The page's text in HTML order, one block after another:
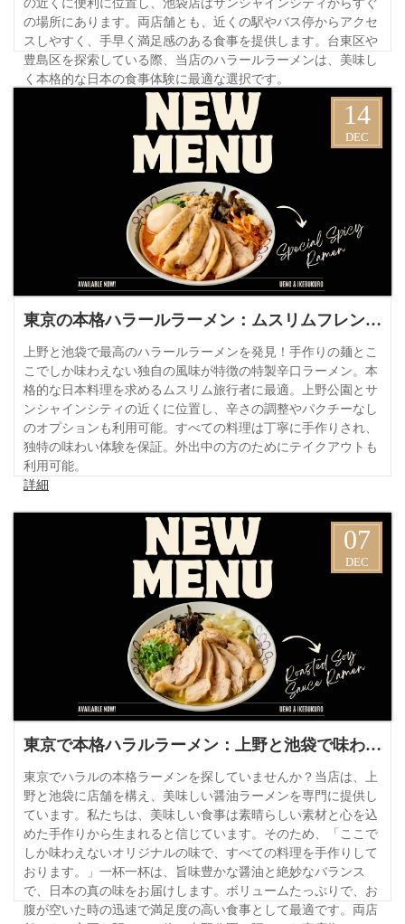
の近くに便利に位置し、池袋店はサンシャインシティからすぐ
の場所にあります。両店舗とも、近くの駅やバス停からアクセ
スしやすく、手早く満足感のある食事を提供します。台東区や
豊島区を探索している際、当店のハラールラーメンは、美味し
く本格的な日本の食事体験に最適な選択です。
14
DEC
東京の本格ハラールラーメン：ムスリムフレンドリーな料理の旅
上野と池袋で最高のハラールラーメンを発見！手作りの麺とこ
こでしか味わえない独自の風味が特徴の特製辛口ラーメン。本
格的な日本料理を求めるムスリム旅行者に最適。上野公園とサ
ンシャインシティの近くに位置し、辛さの調整やパクチーなし
のオプションも利用可能。すべての料理は丁寧に手作りされ、
独特の味わい体験を保証。外出中の方のためにテイクアウトも
利用可能。
詳細
07
DEC
東京で本格ハラルラーメン：上野と池袋で味わう手作り醤油ラーメン
東京でハラルの本格ラーメンを探していませんか？当店は、上
野と池袋に店舗を構え、美味しい醤油ラーメンを専門に提供し
ています。私たちは、美味しい食事は素晴らしい素材と心を込
めた手作りから生まれると信じています。そのため、「ここで
しか味わえないオリジナルの味で、すべての料理を手作りして
おります。」一杯一杯は、旨味豊かな醤油と絶妙なバランス
で、日本の真の味をお届けします。ボリュームたっぷりで、お
腹が空いた時の迅速で満足度の高い食事として最適です。両店